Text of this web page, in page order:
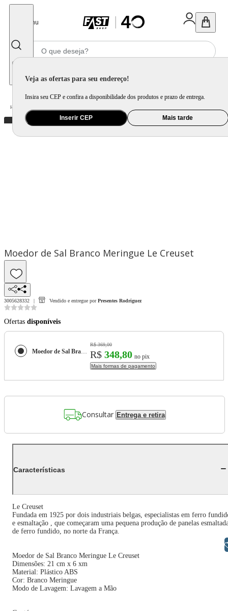
Menu
Veja as ofertas para seu endereço!
Insira seu CEP e confira a disponibilidade dos produtos e prazo de entrega.
Inserir CEP Mais tarde
Home
Moedor de Sal Branco Meringue Le Creuset
3005628332 Vendido e entregue por Presentes Rodriguez
Ofertas disponíveis
Moedor de Sal Branco Meringue Le Creuset
R$ 369,00
R$ 348,80 no pix
Mais formas de pagamento
Consultar Entrega e retira
Características
Le Creuset
Fundada em 1925 por dois industriais belgas, especialistas em ferro
e esmaltação , que começaram uma pequena produção de panelas
de ferro fundido, no norte da França.
Moedor de Sal Branco Meringue Le Creuset
Dimensões: 21 cm x 6 xm
Material: Plástico ABS
Cor: Branco Meringue
Modo de Lavagem: Lavagem a Mão